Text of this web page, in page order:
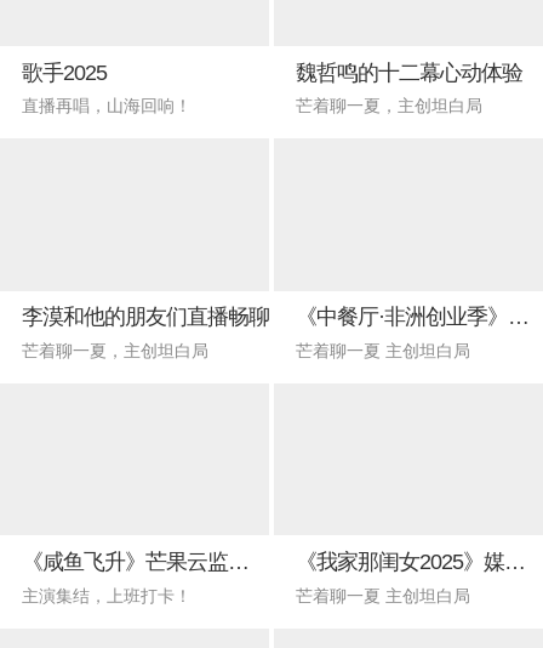
歌手2025
直播再唱，山海回响！
魏哲鸣的十二幕心动体验
芒着聊一夏，主创坦白局
李漠和他的朋友们直播畅聊
芒着聊一夏，主创坦白局
《中餐厅·非洲创业季》专场
芒着聊一夏 主创坦白局
《咸鱼飞升》芒果云监工直播
主演集结，上班打卡！
《我家那闺女2025》媒体观影会
芒着聊一夏 主创坦白局